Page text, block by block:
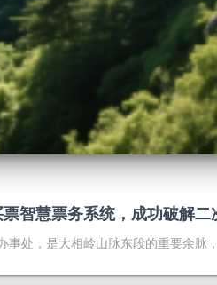
智慧票务系统，成功破解
事处，是大相岭山脉东段的重要余脉